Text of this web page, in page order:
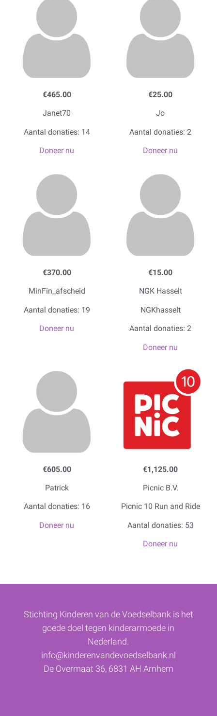
€465.00
Janet70
Aantal donaties: 14
Doneer nu
€25.00
Jo
Aantal donaties: 2
Doneer nu
€370.00
MinFin_afscheid
Aantal donaties: 19
Doneer nu
€15.00
NGK Hasselt
NGKhasselt
Aantal donaties: 2
Doneer nu
€605.00
Patrick
Aantal donaties: 16
Doneer nu
€1,125.00
Picnic B.V.
Picnic 10 Run and Ride
Aantal donaties: 53
Doneer nu
Stichting Kinderen van de Voedselbank is het
goede doel tegen kinderarmoede in
Nederland.
info@kinderenvandevoedselbank.nl
De Overmaat 36, 6831 AH Arnhem